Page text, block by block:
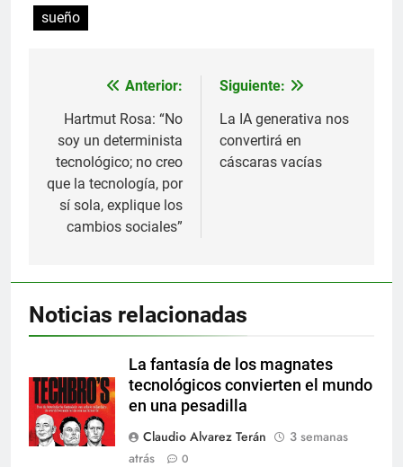
sueño
Navegación
de
entradas
Anterior:
Hartmut Rosa: “No
soy un determinista
tecnológico; no creo
que la tecnología, por
sí sola, explique los
cambios sociales”
Siguiente:
La IA generativa nos
convertirá en
cáscaras vacías
Noticias relacionadas
La fantasía de los magnates
tecnológicos convierten el mundo
en una pesadilla
Claudio Alvarez Terán
3 semanas
atrás
0